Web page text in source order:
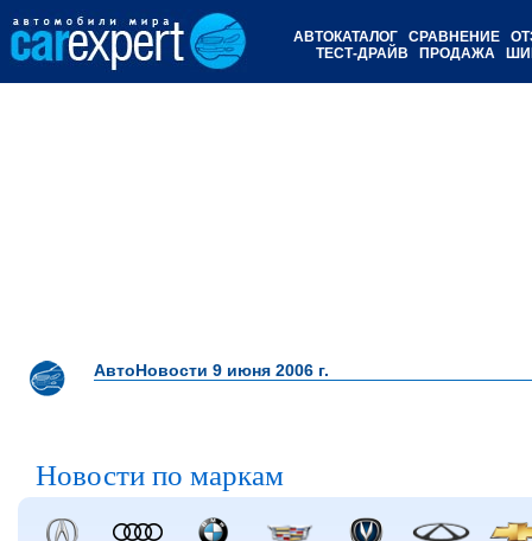
АВТОКАТАЛОГ СРАВНЕНИЕ
ТЕСТ-ДРАЙВ
ПРОДАЖА
АвтоНовости 9 июня 2006 г.
Новости по маркам